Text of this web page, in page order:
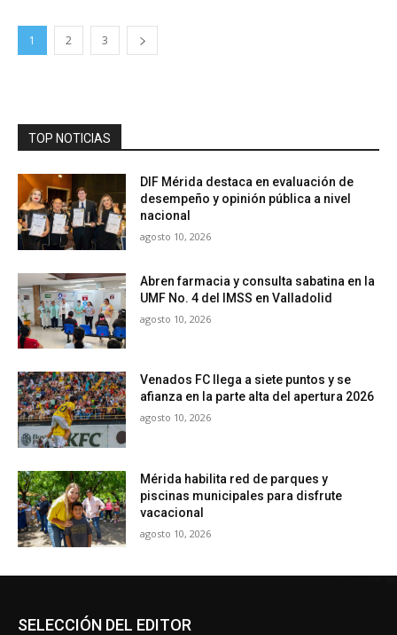
1 2 3
TOP NOTICIAS
DIF Mérida destaca en evaluación de
desempeño y opinión pública a nivel
nacional
agosto 10, 2026
Abren farmacia y consulta sabatina en la
UMF No. 4 del IMSS en Valladolid
agosto 10, 2026
Venados FC llega a siete puntos y se
afianza en la parte alta del apertura 2026
agosto 10, 2026
Mérida habilita red de parques y
piscinas municipales para disfrute
vacacional
agosto 10, 2026
SELECCIÓN DEL EDITOR